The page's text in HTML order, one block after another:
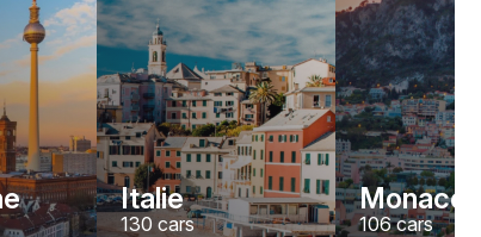
Italie
130 cars
Monaco
106cars